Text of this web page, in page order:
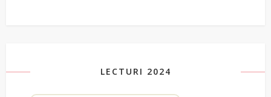
LECTURI 2024